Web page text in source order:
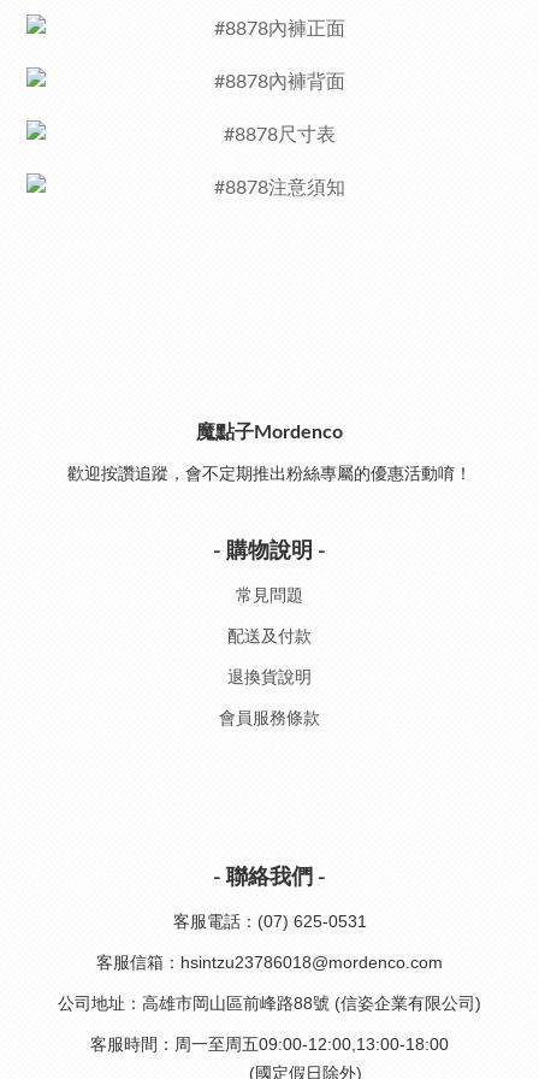
魔點子Mordenco
歡迎按讚追蹤，會不定期推出粉絲專屬的優惠活動唷！
- 購物說明 -
常見問題
配送及付款
退換貨說明
會員服務條款
- 聯絡我們 -
客服電話：(07) 625-0531
客服信箱：hsintzu23786018@mordenco.com
公司地址：高雄市岡山區前峰路88號 (信姿企業有限公司)
客服時間：周一至周五09:00-12:00,13:00-18:00
(國定假日除外)